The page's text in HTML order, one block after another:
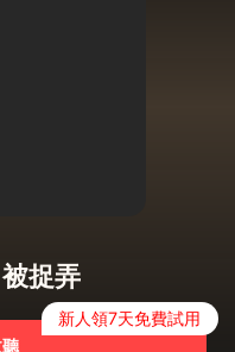
捉弄
新人領7天免費試用